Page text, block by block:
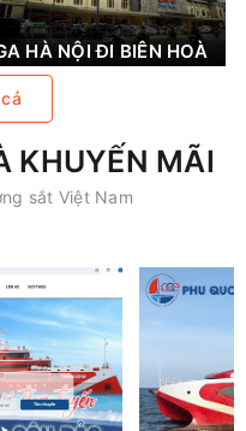
HÀ NỘI ĐI BIÊN HOÀ
KHUYẾN MÃI
sắt Việt Nam